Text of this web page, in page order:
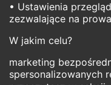
• Ustawienia
zezwalające na
W jakim celu?
marketing
spersonalizowanych